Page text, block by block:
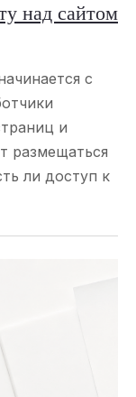
над сайтом
с
и
размещаться
ли доступ к